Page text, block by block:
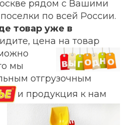
рядом с Вашими
по всей России.
товар уже в
цена на товар
мы
отгрузочным
и продукция к нам